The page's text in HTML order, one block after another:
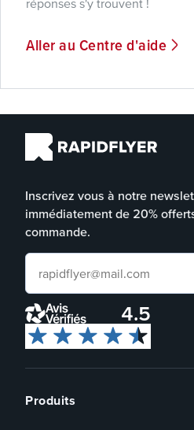
Aller au Centre d'aide
Inscrivez vous à notre
immédiatement de 20%
commande.
4.5
Produits